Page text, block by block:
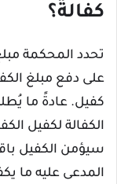
كفالة؟
تحدد المحكمة
على دفع مبلغ
الكفالة لكفيل
سيؤمن الكفيل
المدعى عليه ما